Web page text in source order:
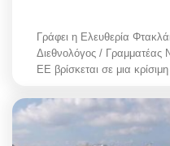
Γράφει η Ελευθερία
Διεθνολόγος / Γραμματέας
ΕΕ βρίσκεται σε μια